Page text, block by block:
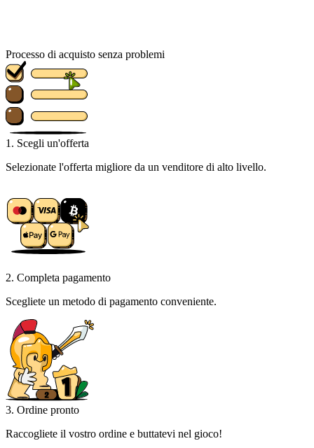
Processo di acquisto senza problemi
1. Scegli un'offerta
Selezionate l'offerta migliore da un venditore di alto livello.
2. Completa pagamento
Scegliete un metodo di pagamento conveniente.
3. Ordine pronto
Raccogliete il vostro ordine e buttatevi nel gioco!